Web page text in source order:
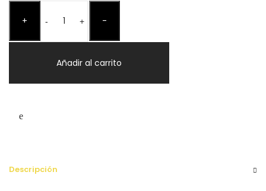
+ -Círculo
+ -
Añadir al carrito
Descripción